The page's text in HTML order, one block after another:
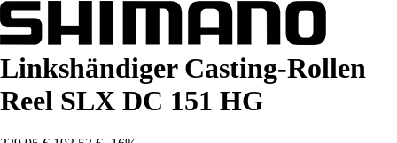
Linkshändiger Casting-Rollen
Reel SLX DC 151 HG